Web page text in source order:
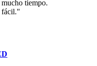
tiempo.
fácil."